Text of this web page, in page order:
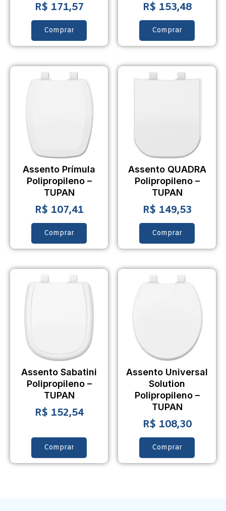
R$ 171,57
Comprar
R$ 153,48
Comprar
Assento Prímula
Polipropileno –
TUPAN
R$ 107,41
Comprar
Assento QUADRA
Polipropileno –
TUPAN
R$ 149,53
Comprar
Assento Sabatini
Polipropileno –
TUPAN
R$ 152,54
Comprar
Assento Universal
Solution
Polipropileno –
TUPAN
R$ 108,30
Comprar